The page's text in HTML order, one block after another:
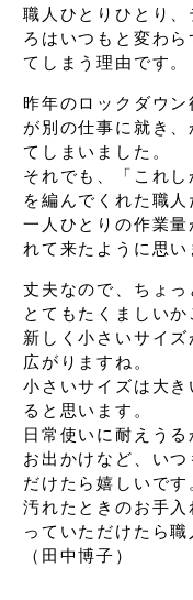
職人ひとりひとり、
ろはいつもと変わら
てしまう理由です。
昨年のロックダウン
が別の仕事に就き、
てしまいました。
それでも、「これし
を編んでくれた職人
一人ひとりの作業量
れて来たように思い
丈夫なので、ちょっ
とてもたくましいか
新しく小さいサイズ
広がりますね。
小さいサイズは大き
ると思います。
日常使いに耐えうる
お出かけなど、 い
だけたら嬉しいです
汚れたときのお手入
っていただけたら職
（田中博子）